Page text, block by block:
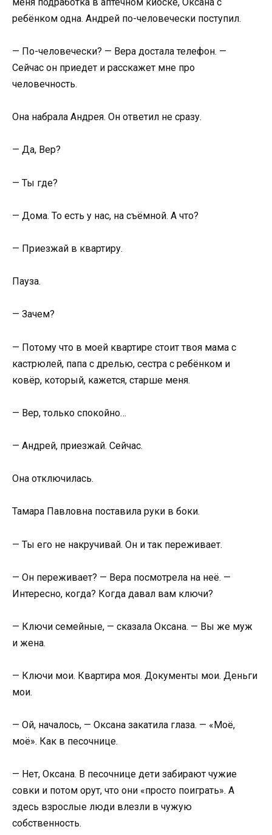
ребёнком одна. Андрей по-человечески поступил.
— По-человечески? — Вера достала телефон. —
Сейчас он приедет и расскажет мне про
человечность.
Она набрала Андрея. Он ответил не сразу.
— Да, Вер?
— Ты где?
— Дома. То есть у нас, на съёмной. А что?
— Приезжай в квартиру.
Пауза.
— Зачем?
— Потому что в моей квартире стоит твоя мама с
кастрюлей, папа с дрелью, сестра с ребёнком и
ковёр, который, кажется, старше меня.
— Вер, только спокойно…
— Андрей, приезжай. Сейчас.
Она отключилась.
Тамара Павловна поставила руки в боки.
— Ты его не накручивай. Он и так переживает.
— Он переживает? — Вера посмотрела на неё. —
Интересно, когда? Когда давал вам ключи?
— Ключи семейные, — сказала Оксана. — Вы же муж
и жена.
— Ключи мои. Квартира моя. Документы мои. Деньги
мои.
— Ой, началось, — Оксана закатила глаза. — «Моё,
моё». Как в песочнице.
— Нет, Оксана. В песочнице дети забирают чужие
совки и потом орут, что они «просто поиграть». А
здесь взрослые люди влезли в чужую
собственность.